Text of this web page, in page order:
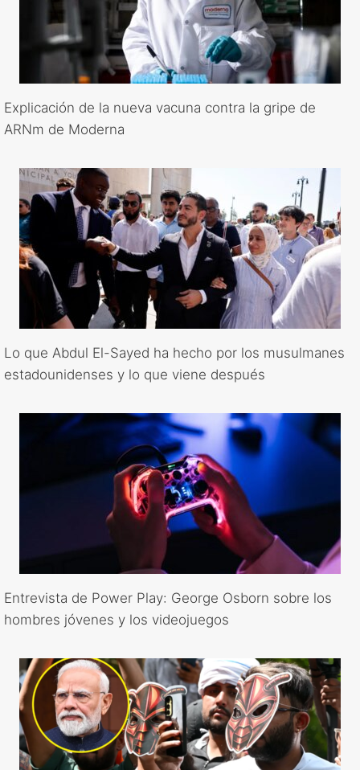
Explicación de la nueva vacuna contra la gripe de
ARNm de Moderna
Lo que Abdul El-Sayed ha hecho por los musulmanes
estadounidenses y lo que viene después
Entrevista de Power Play: George Osborn sobre los
hombres jóvenes y los videojuegos